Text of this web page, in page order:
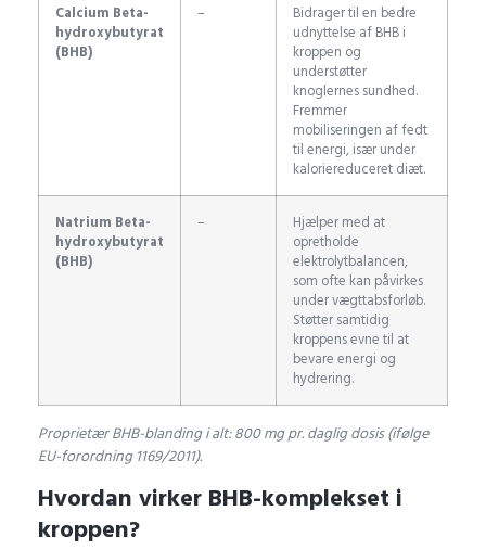
Calcium Beta-
hydroxybutyrat
(BHB)
–
Bidrager til en bedre
udnyttelse af BHB i
kroppen og
understøtter
knoglernes sundhed.
Fremmer
mobiliseringen af fedt
til energi, især under
kaloriereduceret diæt.
Natrium Beta-
hydroxybutyrat
(BHB)
–
Hjælper med at
opretholde
elektrolytbalancen,
som ofte kan påvirkes
under vægttabsforløb.
Støtter samtidig
kroppens evne til at
bevare energi og
hydrering.
Proprietær BHB-blanding i alt: 800 mg pr. daglig dosis (ifølge
EU-forordning 1169/2011).
Hvordan virker BHB-komplekset i
kroppen?